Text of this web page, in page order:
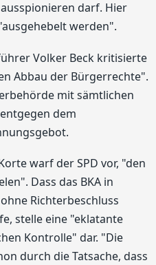
darf. Hier
werden".
Volker Beck kritisierte
Abbau der Bürgerrechte".
mit sämtlichen
dem
warf der SPD vor, "den
Dass das BKA in
Richterbeschluss
stelle eine "eklatante
Kontrolle" dar. "Die
durch die Tatsache, dass